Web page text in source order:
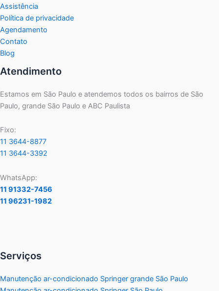
Assistência
Política de privacidade
Agendamento
Contato
Blog
Atendimento
Estamos em São Paulo e atendemos todos os bairros de São
Paulo, grande São Paulo e ABC Paulista
Fixo:
11 3644-8877
11 3644-3392
WhatsApp:
11 91332-7456
11 96231-1982
Serviços
Manutenção ar-condicionado Springer grande São Paulo